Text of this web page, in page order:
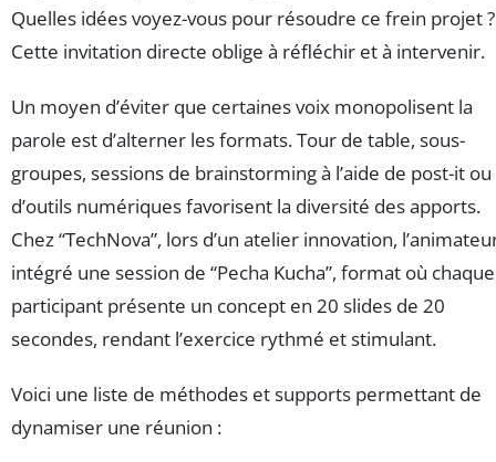
Quelles idées voyez-vous pour résoudre ce frein projet
Cette invitation directe oblige à réfléchir et à intervenir.
Un moyen d’éviter que certaines voix monopolisent la
parole est d’alterner les formats. Tour de table, sous-
groupes, sessions de brainstorming à l’aide de post-it ou
d’outils numériques favorisent la diversité des apports.
Chez “TechNova”, lors d’un atelier innovation,
intégré une session de “Pecha Kucha”, format où chaque
participant présente un concept en 20 slides de 20
secondes, rendant l’exercice rythmé et stimulant.
Voici une liste de méthodes et supports permettant de
dynamiser une réunion :